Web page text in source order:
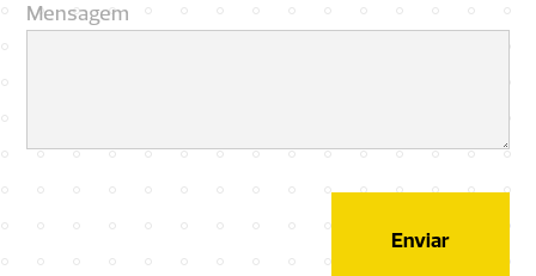
Mensagem